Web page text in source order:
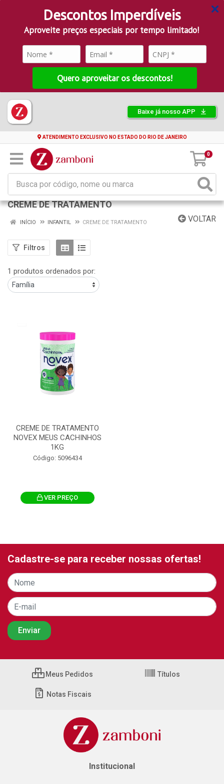
Descontos Imperdíveis
Aproveite preços especiais por tempo limitado!
Quero aproveitar os descontos!
Baixe já nosso APP
ATENDIMENTO EXCLUSIVO NO ESTADO DO RIO DE JANEIRO
0
CREME DE TRATAMENTO
VOLTAR
INÍCIO INFANTIL CREME DE TRATAMENTO
Filtros
1 produtos ordenados por:
CREME DE TRATAMENTO
NOVEX MEUS CACHINHOS
1KG
Código: 5096434
VER PREÇO
Cadastre-se para receber nossas ofertas!
Meus Pedidos Títulos
Notas Fiscais
Institucional